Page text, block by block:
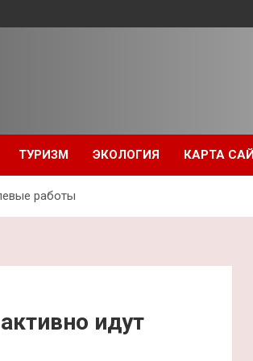
ТУРИЗМ ЭКОЛОГИЯ КАРТА
работы
идут